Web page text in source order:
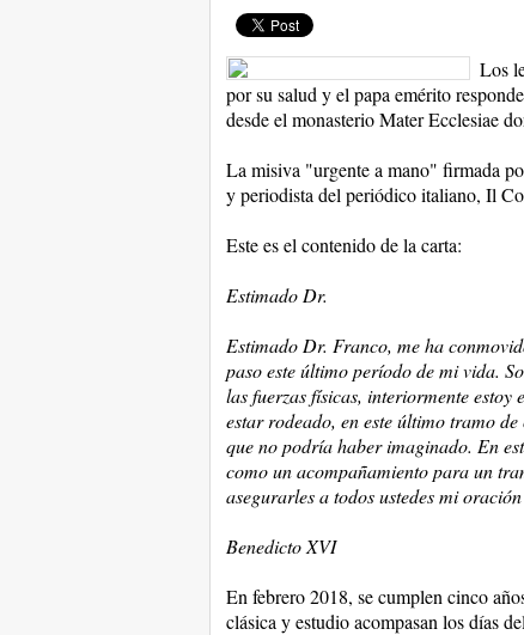
Los
por su salud y el papa emérito
desde el monasterio Mater Ecclesiae
La misiva "urgente a mano" firmada
y periodista del periódico italiano, Il
Este es el contenido de la carta:
Estimado Dr.
Estimado Dr. Franco, me ha
paso este último período de mi vida.
las fuerzas físicas, interiormente
estar rodeado, en este último tramo
que no podría haber imaginado. En
como un acompañamiento para un
asegurarles a todos ustedes mi
Benedicto XVI
En febrero 2018, se cumplen cinco
clásica y estudio acompasan los días